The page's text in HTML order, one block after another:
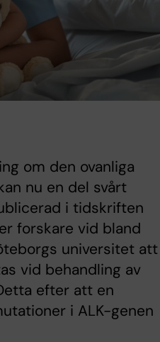
om den ovanliga
nu en del svårt
i tidskriften
forskare vid bland
universitet att
vid behandling av
efter att en
i ALK-genen